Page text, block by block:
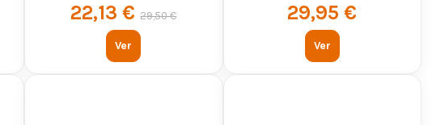
22,13 €29,50 €
Ver
29,95 €
Ver